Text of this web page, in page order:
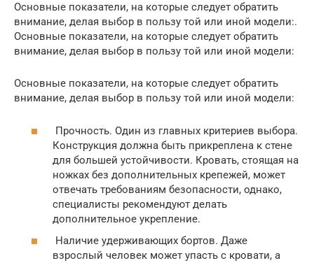
Основные показатели, на которые следует обратить
внимание, делая выбор в пользу той или иной модели:.
Основные показатели, на которые следует обратить
внимание, делая выбор в пользу той или иной модели:
Основные показатели, на которые следует обратить
внимание, делая выбор в пользу той или иной модели:
Прочность. Один из главных критериев выбора.
Конструкция должна быть прикреплена к стене
для большей устойчивости. Кровать, стоящая на
ножках без дополнительных крепежей, может
отвечать требованиям безопасности, однако,
специалисты рекомендуют делать
дополнительное укрепление.
Наличие удерживающих бортов. Даже
взрослый человек может упасть с кровати, а